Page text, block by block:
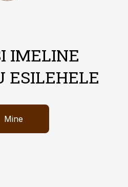
IMELINE
ESILEHELE
Mine